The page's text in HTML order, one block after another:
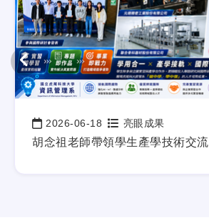
日期：
2026-06-18 亮眼成果
胡念祖老師帶領學生產學技術交流